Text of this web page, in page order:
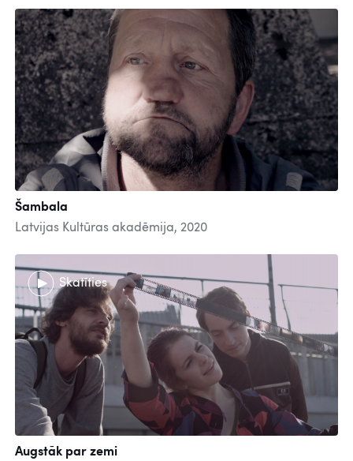
Šambala
Latvijas Kultūras akadēmija, 2020
Skatīties
Augstāk par zemi